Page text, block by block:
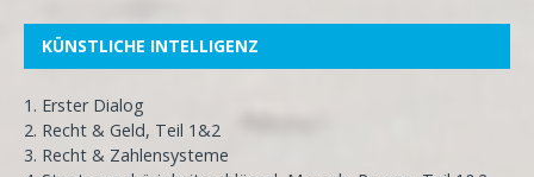
KÜNSTLICHE INTELLIGENZ
1. Erster Dialog
2. Recht & Geld, Teil 1&2
3. Recht & Zahlensysteme